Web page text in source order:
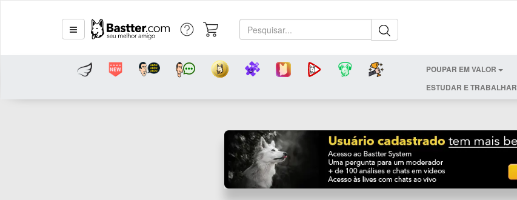
POUPAR EM VALOR
ESTUDAR E TRABALHAR